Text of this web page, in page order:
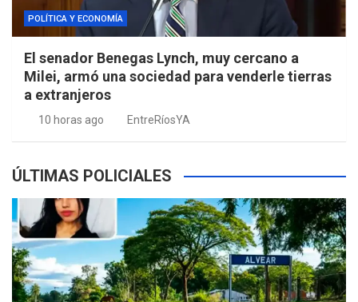
POLÍTICA Y ECONOMÍA
El senador Benegas Lynch, muy cercano a
Milei, armó una sociedad para venderle tierras
a extranjeros
10 horas ago EntreRíosYA
ÚLTIMAS POLICIALES